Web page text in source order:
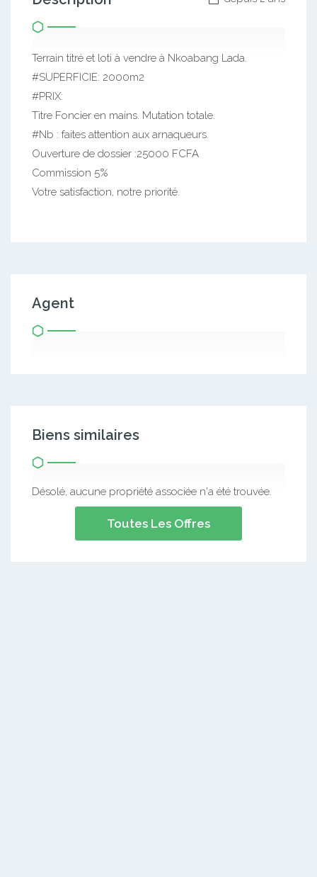
Terrain titré et loti à vendre à Nkoabang Lada.
#SUPERFICIE: 2000m2
#PRIX:
Titre Foncier en mains. Mutation totale.
#Nb : faites attention aux arnaqueurs.
Ouverture de dossier :25000 FCFA
Commission 5%
Votre satisfaction, notre priorité.
Agent
Biens similaires
Désolé, aucune propriété associée n'a été trouvée.
Toutes Les Offres